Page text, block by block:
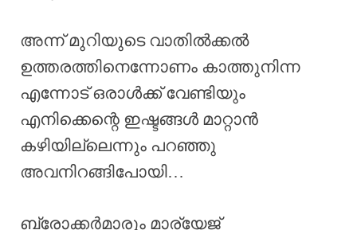
അന്ന് മുറിയുടെ വാതിൽക്കൽ
ഉത്തരത്തിനെന്നോണം കാത്തുനിന്ന
എന്നോട് ഒരാൾക്ക് വേണ്ടിയും
എനിക്കെന്റെ ഇഷ്ടങ്ങൾ മാറ്റാൻ
കഴിയില്ലെന്നും പറഞ്ഞു
അവനിറങ്ങിപോയി…
ബ്രോക്കർമാരും മാര്യേജ്